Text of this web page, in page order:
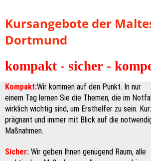
Kursangebote der
Dortmund
kompakt - sicher -
Kompakt:Wir kommen auf den Punkt. In nur
einem Tag lernen Sie die Themen, die im
wirklich wichtig sind, um Ersthelfer zu sein.
prägnant und immer mit Blick auf die
Maßnahmen.
Sicher: Wir geben Ihnen genügend Raum, alle